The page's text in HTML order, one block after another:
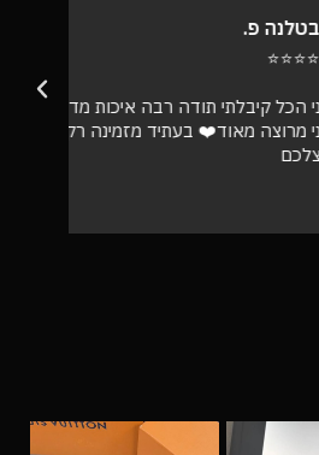
תודה רבה איכות מדהימה
בעתיד מזמינה רק